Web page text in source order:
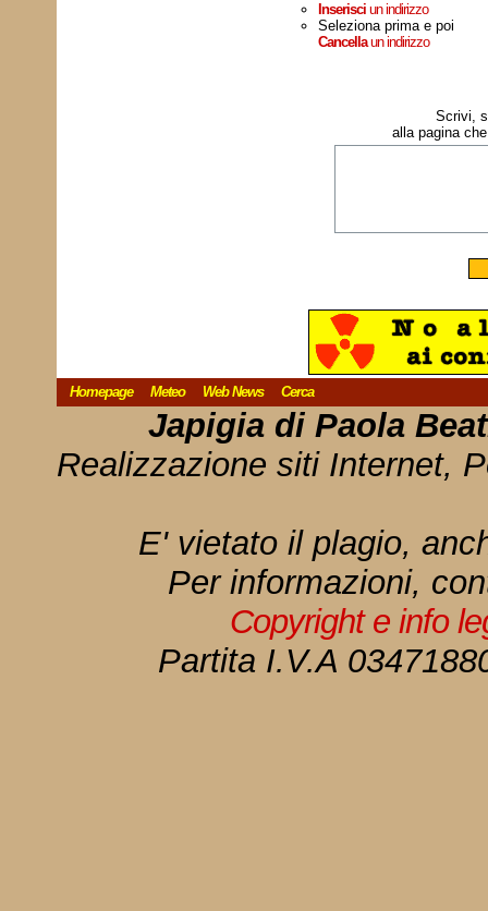
Inserisciun indirizzo
Seleziona prima e poi
Cancellaun indirizzo
Scrivi,
alla pagina
Homepage Meteo Web News Cerca
Japigia di Paola
Realizzazione siti Internet,
E' vietato il plagio,
Per informazioni,
Copyright e info
Partita I.V.A